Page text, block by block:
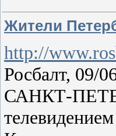
Жители
http://
Росбалт, 09/
САНКТ-